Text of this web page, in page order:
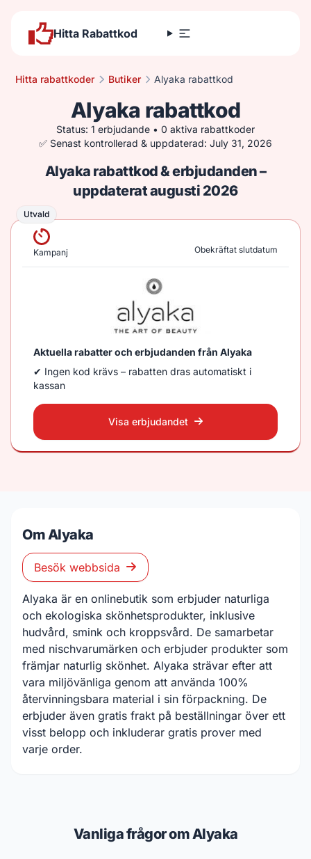
Hitta Rabattkod
Hitta rabattkoder Butiker Alyaka rabattkod
Alyaka rabattkod
Status: 1 erbjudande • 0 aktiva rabattkoder
✅ Senast kontrollerad & uppdaterad: July 31, 2026
Alyaka rabattkod & erbjudanden –
uppdaterat augusti 2026
Utvald
Utvald
Kampanj Obekräftat slutdatum
Aktuella rabatter och erbjudanden från Alyaka
✔ Ingen kod krävs – rabatten dras automatiskt i
kassan
Visa erbjudandet
Om Alyaka
Besök webbsida
Alyaka är en onlinebutik som erbjuder naturliga
och ekologiska skönhetsprodukter, inklusive
hudvård, smink och kroppsvård. De samarbetar
med nischvarumärken och erbjuder produkter som
främjar naturlig skönhet. Alyaka strävar efter att
vara miljövänliga genom att använda 100%
återvinningsbara material i sin förpackning. De
erbjuder även gratis frakt på beställningar över ett
visst belopp och inkluderar gratis prover med
varje order.
Vanliga frågor om Alyaka